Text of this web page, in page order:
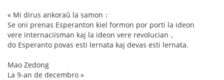
« Mi dirus ankoraŭ la samon：
Se oni prenas Esperanton kiel formon por porti la ideon
vere internaciisman kaj la ideon vere revolucian，
do Esperanto povas esti lernata kaj devas esti lernata.
Mao Zedong
La 9-an de decembro »